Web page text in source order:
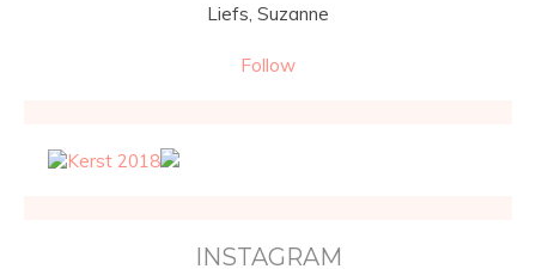
Liefs, Suzanne
Follow
INSTAGRAM